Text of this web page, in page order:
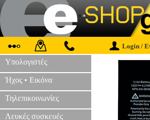
Login /
Υπολογιστές
Ήχος • Εικόνα
Τηλεπικοινωνίες
Λευκές συσκευές